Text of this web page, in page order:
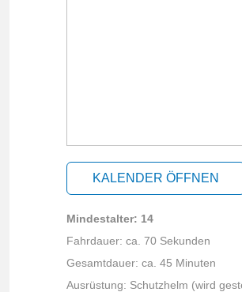
KALENDER ÖFFNEN
Mindestalter: 14
Fahrdauer: ca. 70 Sekunden
Gesamtdauer: ca. 45 Minuten
Ausrüstung: Schutzhelm (wird